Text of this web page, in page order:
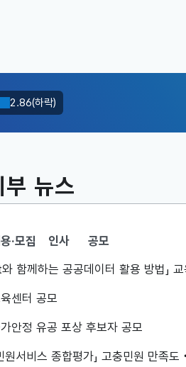
2.86(하락)
6.1000(하락)
6.1000(하락)
원단
총리, 창신동 쪽방촌을
폭염 취약계층 생활환경
총리는 8월 7일(금) 오전,
환경을 점검하였습니다. 보
부 뉴스
함께하는 공공데이터 활용 방법」 교
센터 공모
안정 유공 포상 후보자 공모
·모집 인사 공모